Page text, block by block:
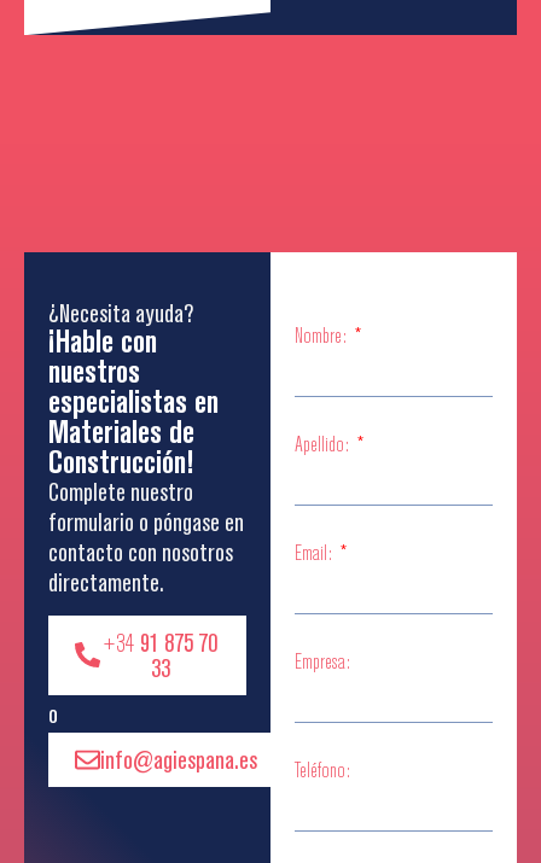
¿Necesita ayuda?
¡Hable con
nuestros
especialistas en
Materiales de
Construcción!
Complete nuestro
formulario o póngase en
contacto con nosotros
directamente.
+34 91 875 70
33
o
info@agiespana.es
Nombre:
Apellido:
Email:
Empresa:
Teléfono: